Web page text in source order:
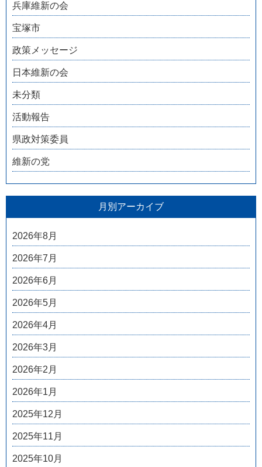
兵庫維新の会
宝塚市
政策メッセージ
日本維新の会
未分類
活動報告
県政対策委員
維新の党
月別アーカイブ
2026年8月
2026年7月
2026年6月
2026年5月
2026年4月
2026年3月
2026年2月
2026年1月
2025年12月
2025年11月
2025年10月